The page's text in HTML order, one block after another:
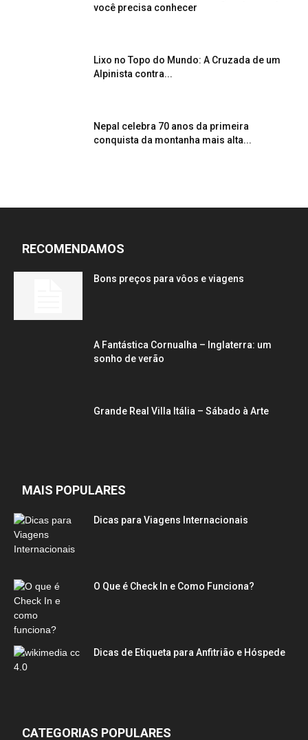
você precisa conhecer
Lixo no Topo do Mundo: A Cruzada de um
Alpinista contra...
Nepal celebra 70 anos da primeira
conquista da montanha mais alta...
RECOMENDAMOS
Bons preços para vôos e viagens
A Fantástica Cornualha – Inglaterra: um
sonho de verão
Grande Real Villa Itália – Sábado à Arte
MAIS POPULARES
Dicas para Viagens Internacionais
O Que é Check In e Como Funciona?
Dicas de Etiqueta para Anfitrião e Hóspede
CATEGORIAS POPULARES